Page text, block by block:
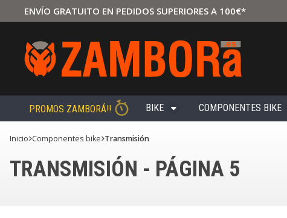
ENVÍO GRATUITO EN PEDIDOS SUPERIORES A 100€*
PROMOS ZAMBORÁ!! BIKE COMPONENTES BIKE
Inicio componentes bike Transmisión
TRANSMISIÓN - PÁGINA 5